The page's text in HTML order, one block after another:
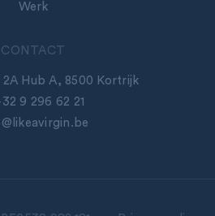
Werk
CONTACT
2A Hub A, 8500 Kortrijk
9 296 62 21